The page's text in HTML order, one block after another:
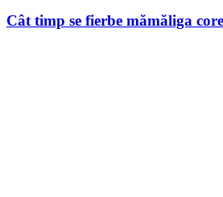
Cât timp se fierbe mămăliga